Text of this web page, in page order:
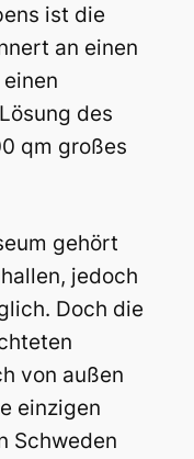
ist die
an einen
des
qm großes
gehört
jedoch
Doch die
von außen
einzigen
Schweden